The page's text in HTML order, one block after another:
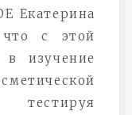
Екатерина
что с этой
изучение
тестируя